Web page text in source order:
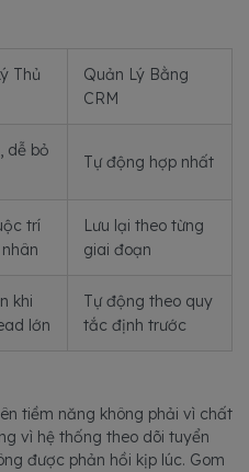
Thủ
Quản Lý Bằng
CRM
dễ bỏ
Tự động hợp nhất
trí
Lưu lại theo từng
giai đoạn
khi
lớn
Tự động theo quy
tắc định trước
tiềm năng không phải vì chất
vì hệ thống theo dõi tuyển
được phản hồi kịp lúc. Gom